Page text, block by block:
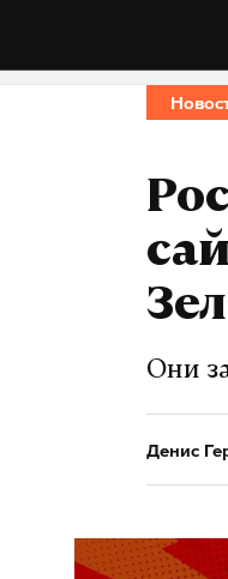
Они
Денис